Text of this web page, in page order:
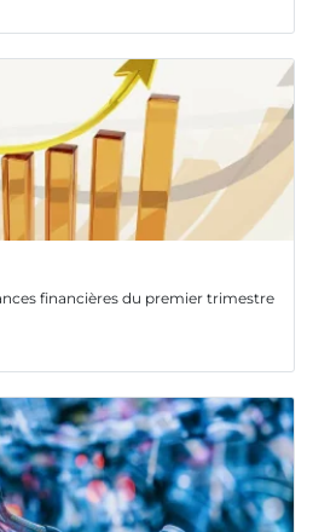
financières du premier trimestre